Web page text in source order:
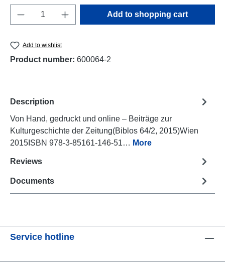
Product Quantity: Enter the desired
Add to shopping cart
Add to wishlist
Product number: 600064-2
Description
Von Hand, gedruckt und online – Beiträge zur
Kulturgeschichte der Zeitung(Biblos 64/2, 2015)Wien
2015ISBN 978-3-85161-146-51… More
Reviews
Documents
Service hotline